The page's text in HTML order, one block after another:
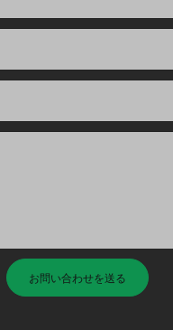
お問い合わせを送る